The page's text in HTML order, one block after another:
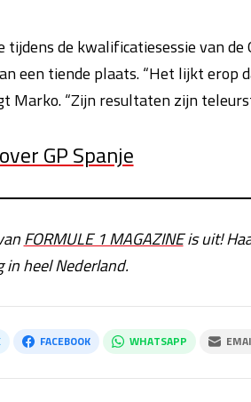
tijdens de kwalificatiesessie van
een tiende plaats. “Het lijkt erop
Marko. “Zijn resultaten zijn
GP Spanje
FORMULE 1 MAGAZINEis uit!
heel Nederland.
FACEBOOK WHATSAPP